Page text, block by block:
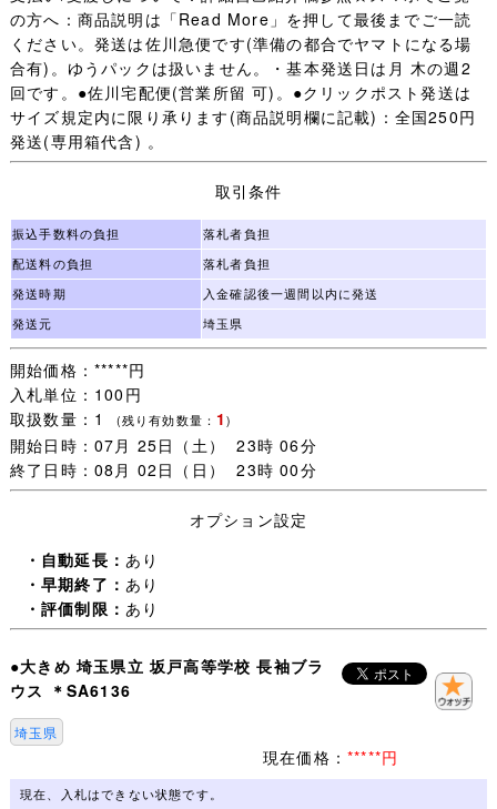
評価新規の方は［責任をもって取引する］ことをご入札前
に質問欄からお約束ください。
(「 入札します 」だけは不可 お約束のない場合は残念です
が入札をお取り消しすることがあります。)
未連絡 未入金 キャンセルの多くが評価新規の方で、本当
に困っています。
（いたずら落札は随時必ず管理人様へID報告します。)
一部の方のために誠に申し訳ございません。
・オークション終了後(休業日を除く)24時間以内のご連絡
(取引開始)、送料連絡後金融機関の3営業日以内のご入金、
をご承諾いただける方のみご検討下さいますようお願いし
ます。
・一週間以内にご落札いただいた品については同梱包いた
します。
ご注意：一緒に発送する品を、すべてご落札いただいてか
らお取引を開始してください。
取引ナビで一覧に表示されない品は同梱包できません。落
札手続き【 取引開始 】をすると、その後のご落札は別梱
・未連絡のままだと【 落札者都合によるキャンセル 】に
なりますので、
ナビより(同梱包予定がある旨)連絡ください。
・発送日は 月・木曜日(入金確認当日午前中〆切)の週２回
とさせていただきます。
・買取に出ることも多いので、(月)(木)と重なった場合は
発送が一日遅くなることがあります。
の方へ：商品説明は「Read More」を押して最後までご一読
ください。発送は佐川急便です(準備の都合でヤマトになる場
合有)。ゆうパックは扱いません。・基本発送日は月 木の週2
回です。●佐川宅配便(営業所留 可)。●クリックポスト発送は
サイズ規定内に限り承ります(商品説明欄に記載)：全国250円
発送(専用箱代含) 。
取引条件
振込手数料の負担 落札者負担
配送料の負担 落札者負担
発送時期 入金確認後一週間以内に発送
発送元 埼玉県
開始価格：*****円
入札単位：100円
取扱数量：1
(残り有効数量： 1)
開始日時：07月 25日（土） 23時 06分
終了日時：08月 02日（日） 23時 00分
オプション設定
・自動延長： あり
・早期終了： あり
・評価制限： あり
●大きめ 埼玉県立 坂戸高等学校 長袖ブラ
ウス ＊SA6136
埼玉県
現在価格： *****円
現在、入札はできない状態です。